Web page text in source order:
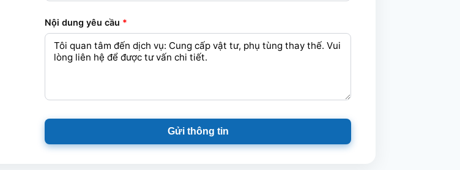
Nội dung yêu cầu *
Gửi thông tin